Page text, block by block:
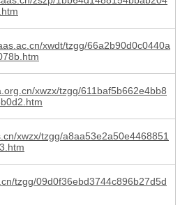
xwdt/tzgg/66a2b90d0c0440a
xwzx/tzgg/611baf5b662e4bb8
xwzx/tzgg/a8aa53e2a50e4468851
tzgg/09d0f36ebd3744c896b27d5d